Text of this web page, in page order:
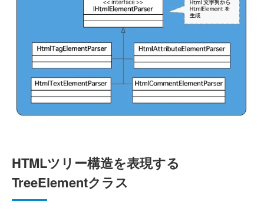
HTMLツリー構造を表現する
TreeElementクラス